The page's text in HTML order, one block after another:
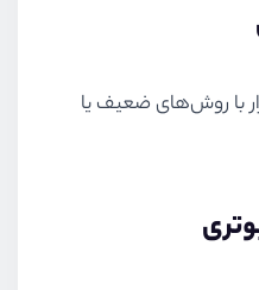
با روش‌های ضعیف یا